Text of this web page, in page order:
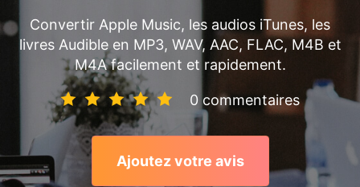
Convertir Apple Music, les audios iTunes, les
livres Audible en MP3, WAV, AAC, FLAC, M4B et
M4A facilement et rapidement.
0 commentaires
Ajoutez votre avis